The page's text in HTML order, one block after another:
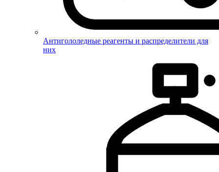
Антигололедные реагенты и распределители для
них